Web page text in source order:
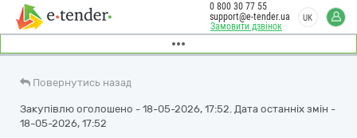
Замовити дзвінок
0 800 30 77 55
support@e-tender.ua
UK
Повернутись назад
Закупівлю оголошено - 18-05-2026, 17:52. Дата останніх змін -
18-05-2026, 17:52